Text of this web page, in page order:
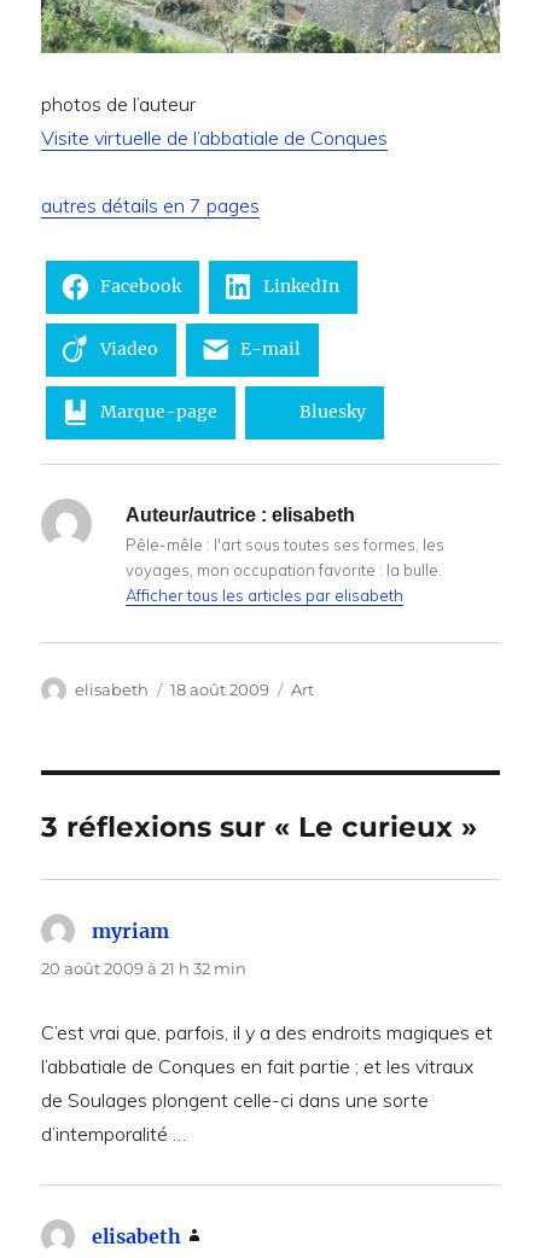
photos de l’auteur
Visite virtuelle de l’abbatiale de Conques
autres détails en 7 pages
Facebook LinkedIn
Viadeo E-mail
Marque-page Bluesky
Auteur/autrice : elisabeth
Pêle-mêle : l'art sous toutes ses formes, les
voyages, mon occupation favorite : la bulle.
Afficher tous les articles par elisabeth
Auteur
elisabeth
Publié
18 août 2009 Catégories
Art
3 réflexions sur « Le curieux »
myriam
20 août 2009 à 21 h 32 min
C’est vrai que, parfois, il y a des endroits magiques et
l’abbatiale de Conques en fait partie ; et les vitraux
de Soulages plongent celle-ci dans une sorte
d’intemporalité …
elisabeth